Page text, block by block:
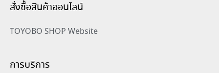
สั่งซื้อสินค้าออนไลน์
TOYOBO SHOP Website
การบริการ